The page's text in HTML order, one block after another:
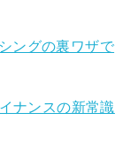
ングの裏ワザで
ナンスの新常識